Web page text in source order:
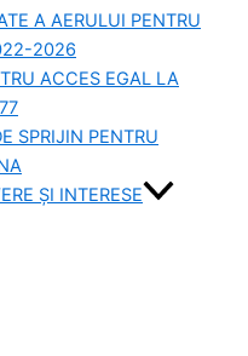
A AERULUI PENTRU
2026
ACCES EGAL LA
SPRIJIN PENTRU
ȘI INTERESE